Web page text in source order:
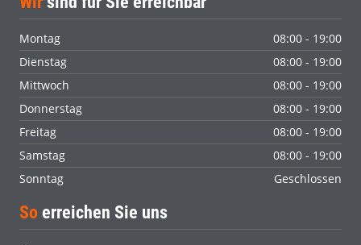
Montag
08:00 - 19:00
Dienstag
08:00 - 19:00
Mittwoch
08:00 - 19:00
Donnerstag
08:00 - 19:00
Freitag
08:00 - 19:00
Samstag
08:00 - 19:00
Sonntag
Geschlossen
So erreichen Sie uns